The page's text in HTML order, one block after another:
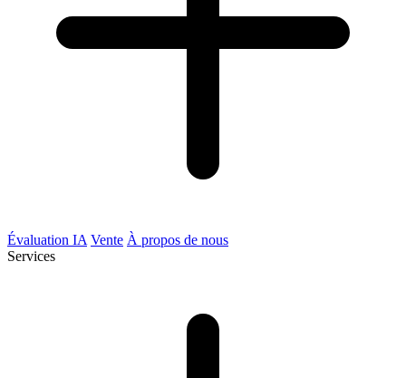
Évaluation IA Vente À propos de nous
Services